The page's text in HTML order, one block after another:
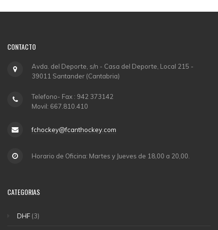
CONTACTO
Avda. del Deporte, s/n - Casa del Deporte, Local 215 -
39011 Santander (Cantabria)
Telefono- Fax : 942 373142
Movil: 667.810.410
fchockey@fcanthockey.com
Horario de Oficina: Martes y Jueves de 18,00 a 20,00.
CATEGORIAS
DHF (3)